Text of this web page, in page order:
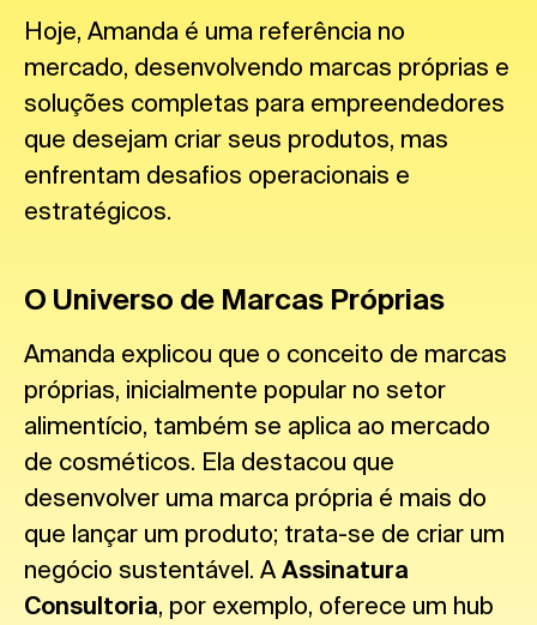
Hoje, Amanda é uma referência no
mercado, desenvolvendo marcas próprias e
soluções completas para empreendedores
que desejam criar seus produtos, mas
enfrentam desafios operacionais e
estratégicos.
O Universo de Marcas Próprias
Amanda explicou que o conceito de marcas
próprias, inicialmente popular no setor
alimentício, também se aplica ao mercado
de cosméticos. Ela destacou que
desenvolver uma marca própria é mais do
que lançar um produto; trata-se de criar um
negócio sustentável. A Assinatura
Consultoria, por exemplo, oferece um hub